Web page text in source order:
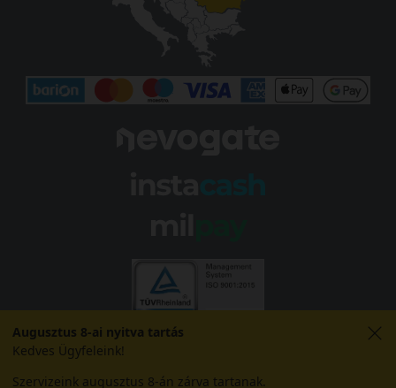
Augusztus 8-ai nyitva tartás
Kedves Ügyfeleink!
Szervizeink augusztus 8-án zárva tartanak.